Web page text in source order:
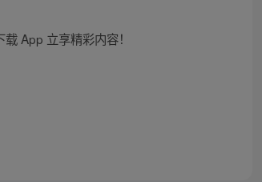
App 立享精彩内容！